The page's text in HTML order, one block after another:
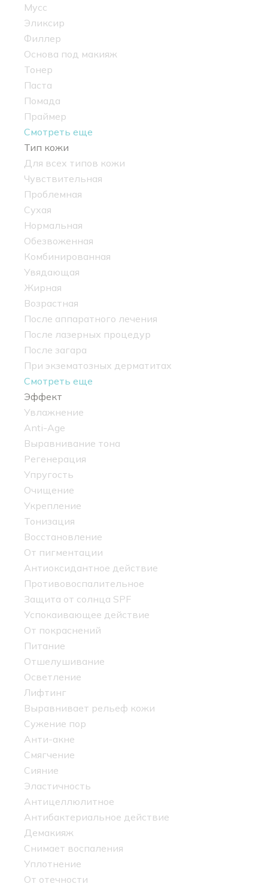
Мусс
Эликсир
Филлер
Основа под макияж
Тонер
Паста
Помада
Праймер
Смотреть еще
Тип кожи
Для всех типов кожи
Чувствительная
Проблемная
Сухая
Нормальная
Обезвоженная
Комбинированная
Увядающая
Жирная
Возрастная
После аппаратного лечения
После лазерных процедур
После загара
При экзематозных дерматитах
Смотреть еще
Эффект
Увлажнение
Anti-Age
Выравнивание тона
Регенерация
Упругость
Очищение
Укрепление
Тонизация
Восстановление
От пигментации
Антиоксидантное действие
Противовоспалительное
Защита от солнца SPF
Успокаивающее действие
От покраснений
Питание
Отшелушивание
Осветление
Лифтинг
Выравнивает рельеф кожи
Сужение пор
Анти-акне
Смягчение
Сияние
Эластичность
Антицеллюлитное
Антибактериальное действие
Демакияж
Снимает воспаления
Уплотнение
От отечности